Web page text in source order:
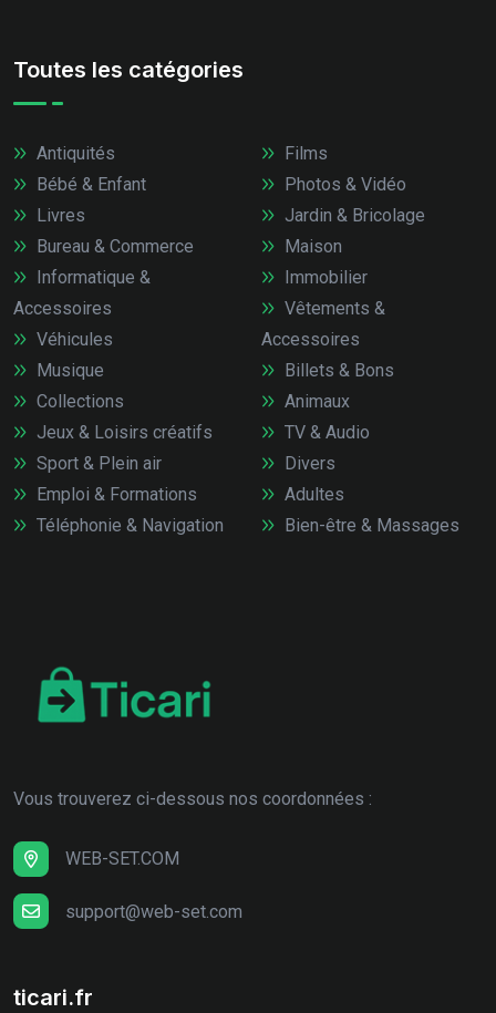
Toutes les catégories
Antiquités
Bébé & Enfant
Livres
Bureau & Commerce
Informatique &
Accessoires
Véhicules
Films
Photos & Vidéo
Jardin & Bricolage
Maison
Immobilier
Vêtements &
Accessoires
Musique
Collections
Jeux & Loisirs créatifs
Sport & Plein air
Emploi & Formations
Téléphonie & Navigation
Billets & Bons
Animaux
TV & Audio
Divers
Adultes
Bien-être & Massages
Vous trouverez ci-dessous nos coordonnées :
WEB-SET.COM
support@web-set.com
ticari.fr